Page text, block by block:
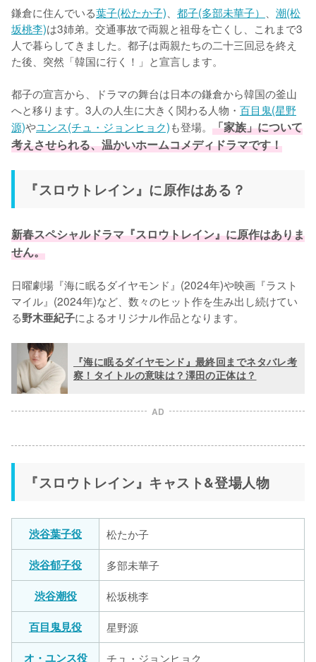
鎌倉に住んでいる葉子(松たか子) 都子(多部未華子）
潮(松
坂桃李)は3姉弟。交通事故で両親と祖母を亡くし、これまで3
人で暮らしてきました。都子は両親たちの二十三回忌を終え
た後、突然「韓国に行く！」と宣言します。
都子の宣言から、ドラマの舞台は日本の鎌倉から韓国の釜山
へと移ります。3人の人生に大きく関わる人物・ 百目鬼(星野
源)やユンス(チュ・ジョンヒョク)も登場。 「家族」について
考えさせられる、温かいホームコメディドラマです！
『スロウトレイン』に原作はある？
新春スペシャルドラマ『スロウトレイン』に原作はありま
せん。
日曜劇場『海に眠るダイヤモンド』(2024年)や映画『ラスト
マイル』(2024年)など、数々のヒット作を生み出し続けてい
る野木亜紀子によるオリジナル作品となります。
『海に眠るダイヤモンド』最終回までネタバレ考
察！タイトルの意味は？澤田の正体は？
AD
『スロウトレイン』キャスト&登場人物
渋谷葉子役
松たか子
渋谷郁子役
多部未華子
渋谷潮役
松坂桃李
百目鬼見役
星野源
オ・ユンス役
チュ・ジョンヒョク